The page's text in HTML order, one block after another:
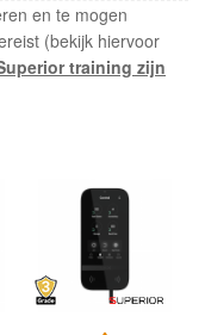
en te mogen
(bekijk hiervoor
training zijn